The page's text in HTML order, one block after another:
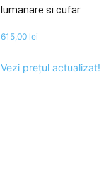
lumanare si cufar
615,00 lei
Vezi prețul actualizat!